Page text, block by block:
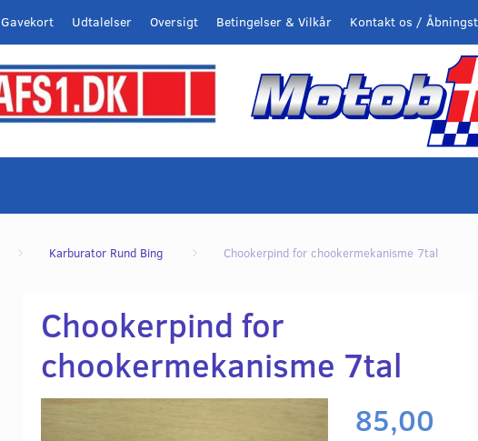
Kontakt os /
Betingelser & Vilkår
Oversigt
Udtalelser
Gavekort
Karburator Rund Bing Chookerpind for chookermekanisme 7tal
Chookerpind for
chookermekanisme 7tal
85,00